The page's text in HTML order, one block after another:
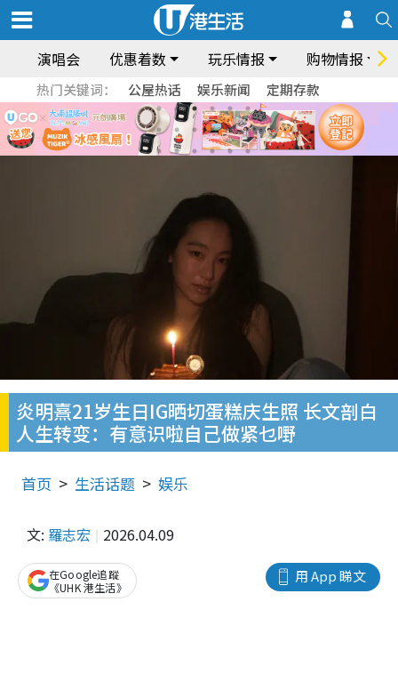
演唱会 优惠着数 玩乐情报 购物情报
热门关键词： 公屋热话 娱乐新闻 定期存款
炎明熹21岁生日IG晒切蛋糕庆生照 长文剖白
人生转变：有意识啦自己做紧乜嘢
首页 生活话题 娱乐
文: 羅志宏 2026.04.09
用 App 睇文
在Google追蹤
《UHK 港生活》